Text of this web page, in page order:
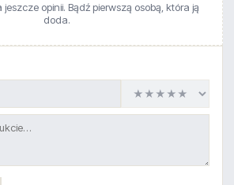
opinii. Bądź pierwszą osobą, która ją
doda.